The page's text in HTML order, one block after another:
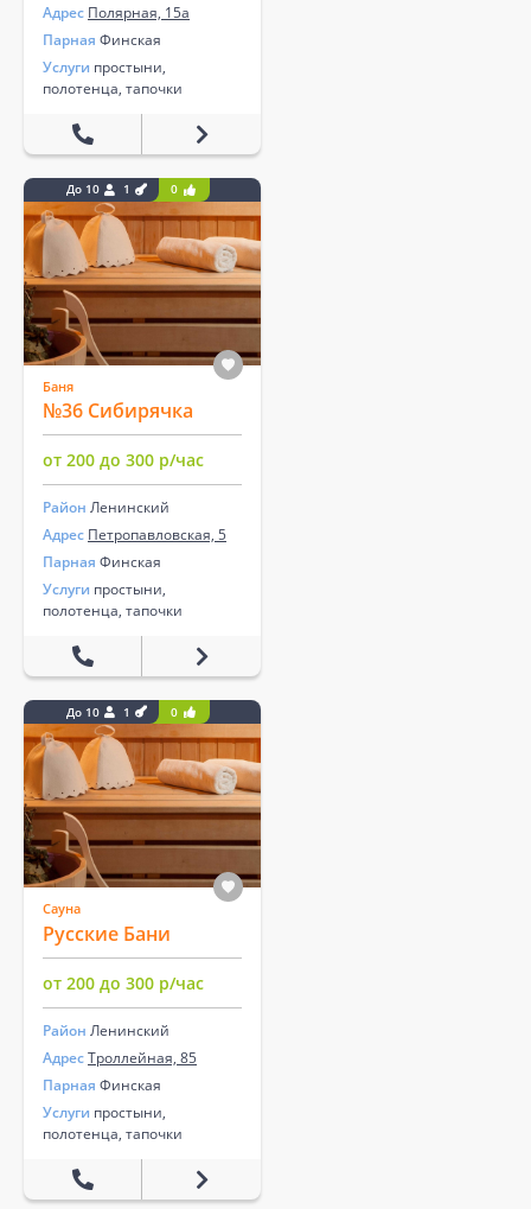
Адрес Полярная, 15а
Парная Финская
Услуги простыни,
полотенца, тапочки
До 10 1 0
Баня
№36 Сибирячка
от 200 до 300 р/час
Район Ленинский
Адрес Петропавловская, 5
Парная Финская
Услуги простыни,
полотенца, тапочки
До 10 1 0
Сауна
Русские Бани
от 200 до 300 р/час
Район Ленинский
АдресТроллейная, 85
Парная Финская
Услуги простыни,
полотенца, тапочки